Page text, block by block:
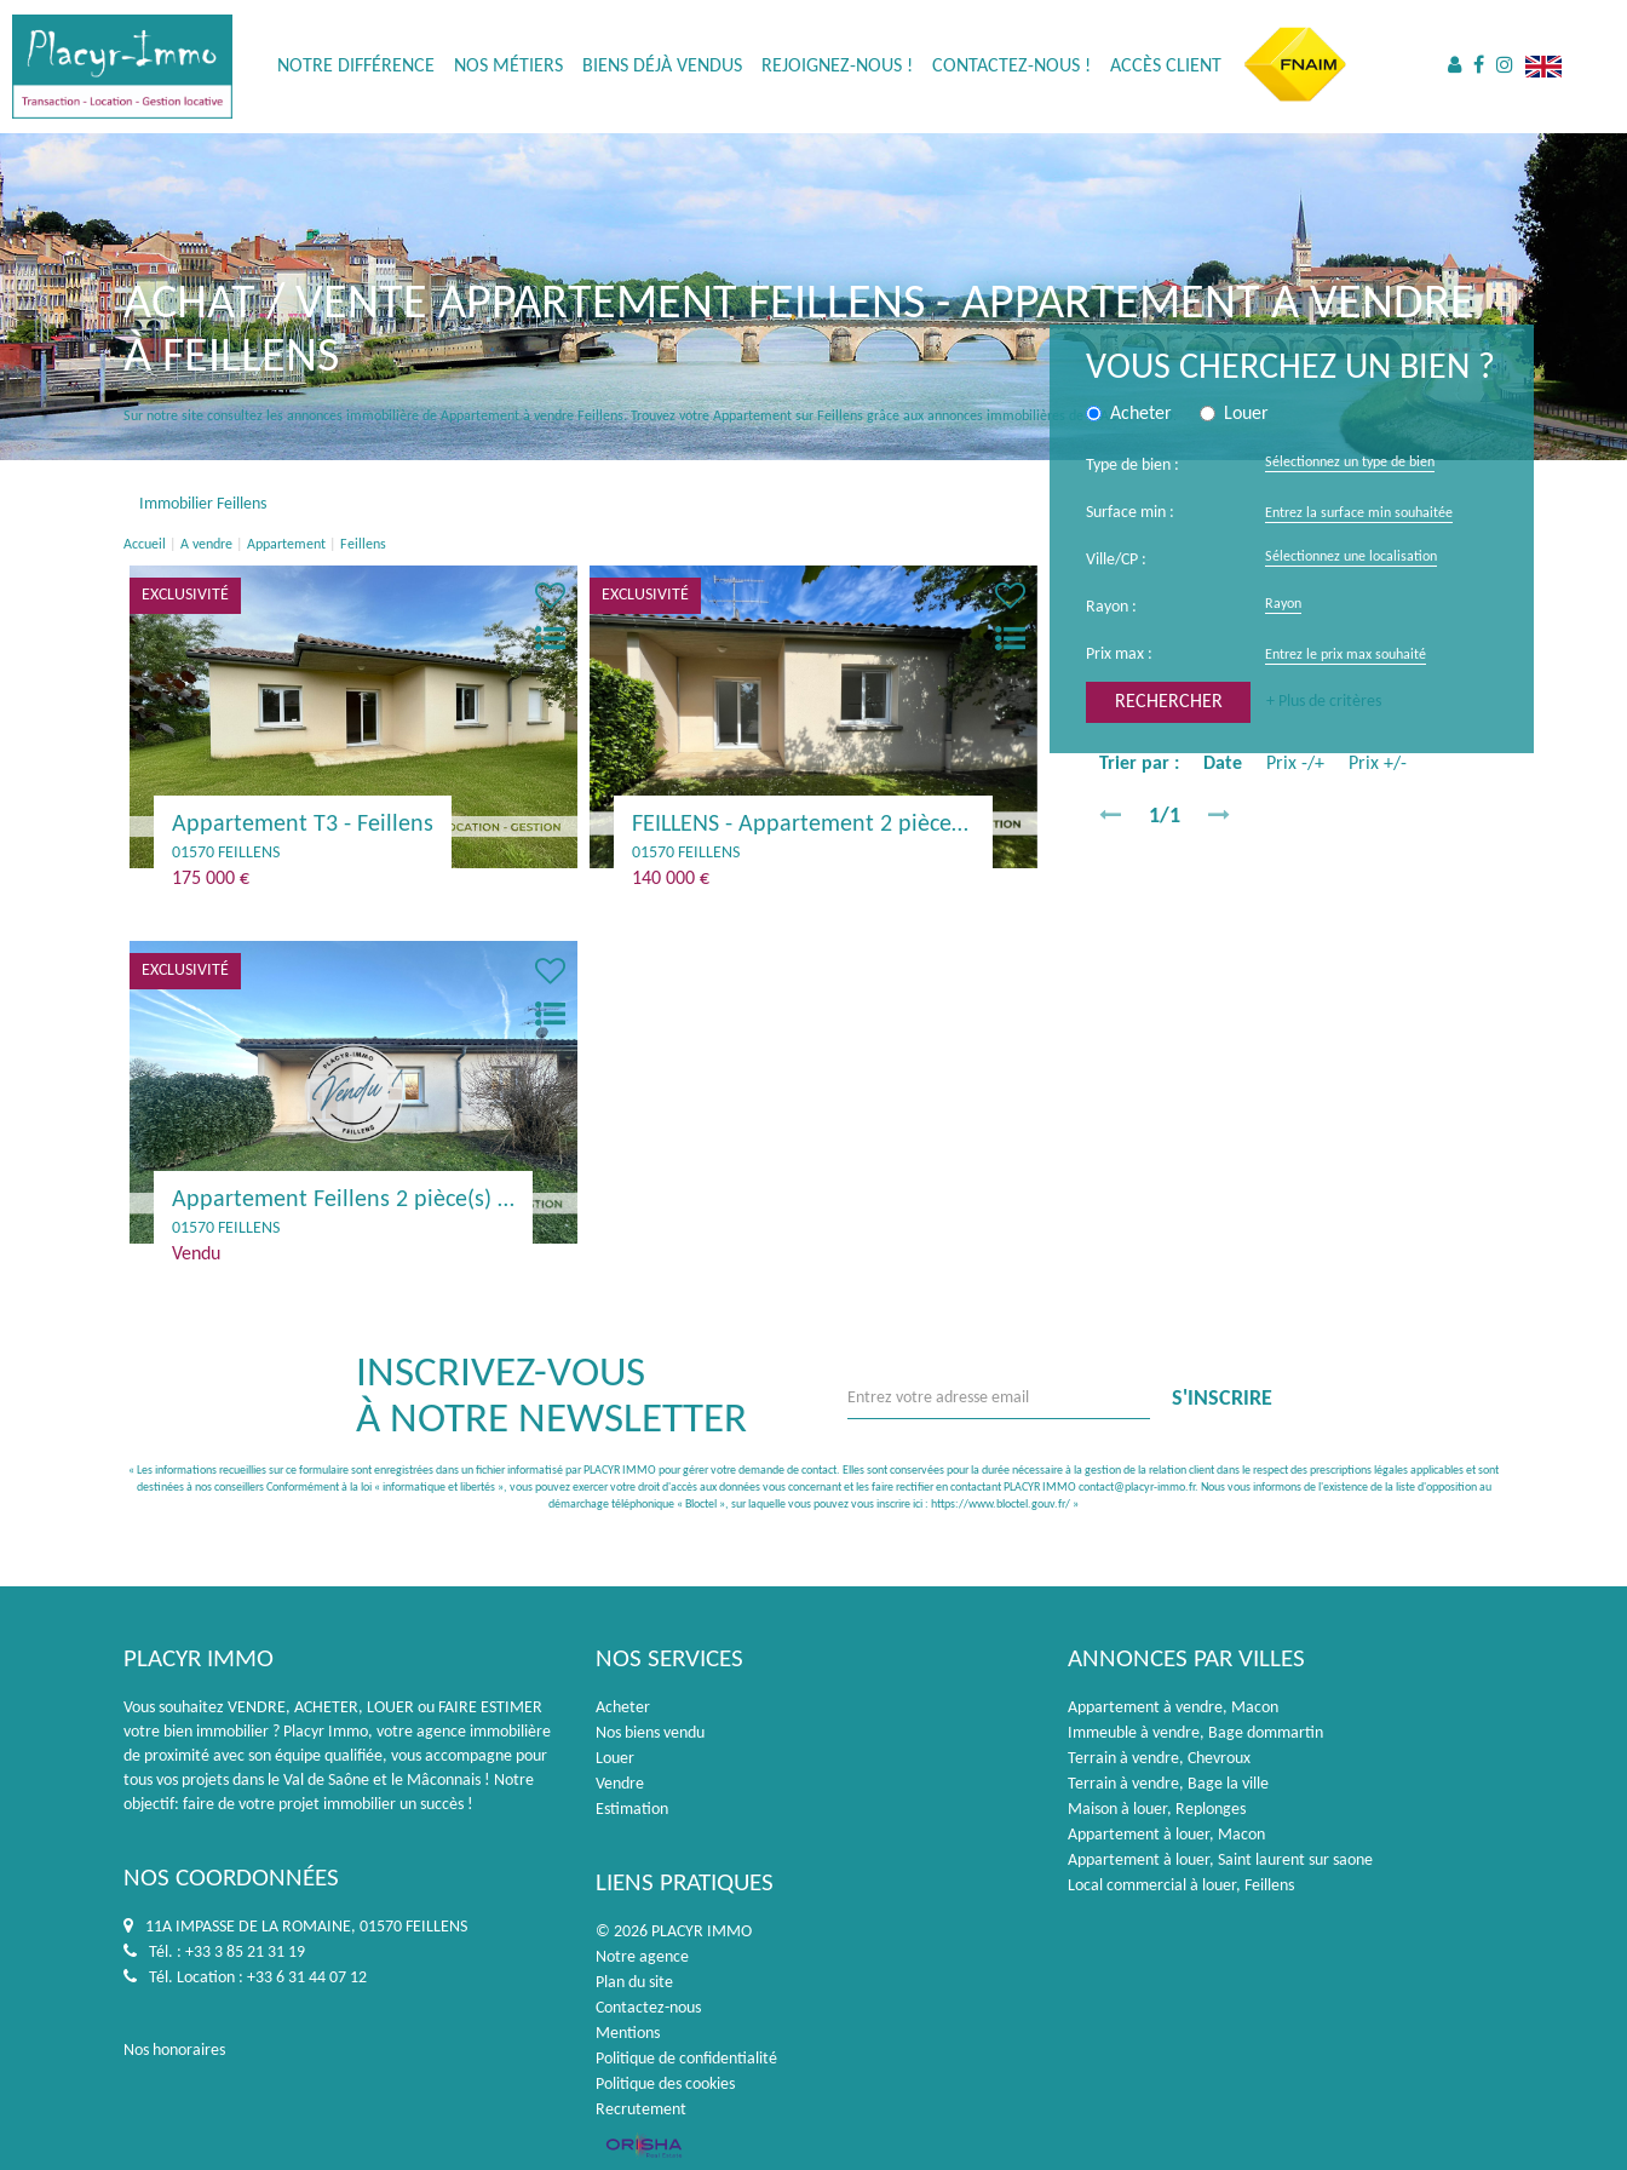
NOTRE DIFFÉRENCE NOS MÉTIERS BIENS DÉJÀ VENDUS REJOIGNEZ-NOUS ! CONTACTEZ-NOUS ! ACCÈS CLIENT
ACHAT / VENTE APPARTEMENT FEILLENS - APPARTEMENT A VENDRE
À FEILLENS
Sur notre site consultez les annonces immobilière de Appartement à vendre Feillens. Trouvez votre Appartement sur Feillens grâce aux annonces immobilières de PLACYR IMMO.
VOUS CHERCHEZ UN BIEN ?
Acheter Louer
Type de bien : Sélectionnez un type de bien
Surface min :
Ville/CP : Sélectionnez une localisation
Rayon : Rayon
Prix max :
+ Plus de critères
Immobilier Feillens
Accueil A vendre Appartement Feillens
Trier par : Date Prix -/+ Prix +/-
1/1
EXCLUSIVITÉ
Appartement T3 - Feillens
01570 FEILLENS
175 000 €
EXCLUSIVITÉ
FEILLENS - Appartement 2 pièce(s) 52 m2
01570 FEILLENS
140 000 €
EXCLUSIVITÉ
Appartement Feillens 2 pièce(s) 53.1 m2
01570 FEILLENS
Vendu
INSCRIVEZ-VOUS
À NOTRE NEWSLETTER
S'INSCRIRE
« Les informations recueillies sur ce formulaire sont enregistrées dans un fichier informatisé par PLACYR IMMO pour gérer votre demande de contact. Elles sont conservées pour la durée nécessaire à la gestion de la relation client dans le respect des prescriptions légales applicables et sont
destinées à nos conseillers Conformément à la loi « informatique et libertés », vous pouvez exercer votre droit d'accès aux données vous concernant et les faire rectifier en contactant PLACYR IMMO contact@placyr-immo.fr. Nous vous informons de l'existence de la liste d'opposition au
démarchage téléphonique « Bloctel », sur laquelle vous pouvez vous inscrire ici : https://www.bloctel.gouv.fr/ »
PLACYR IMMO
Vous souhaitez VENDRE, ACHETER, LOUER ou FAIRE ESTIMER
votre bien immobilier ? Placyr Immo, votre agence immobilière
de proximité avec son équipe qualifiée, vous accompagne pour
tous vos projets dans le Val de Saône et le Mâconnais ! Notre
objectif: faire de votre projet immobilier un succès !
NOS COORDONNÉES
11A IMPASSE DE LA ROMAINE, 01570 FEILLENS
Tél. : +33 3 85 21 31 19
Tél. Location : +33 6 31 44 07 12
Nos honoraires
NOS SERVICES
Acheter
Nos biens vendu
Louer
Vendre
Estimation
LIENS PRATIQUES
© 2026 PLACYR IMMO
Notre agence
Plan du site
Contactez-nous
Mentions
Politique de confidentialité
Politique des cookies
Recrutement
ANNONCES PAR VILLES
Appartement à vendre, Macon
Immeuble à vendre, Bage dommartin
Terrain à vendre, Chevroux
Terrain à vendre, Bage la ville
Maison à louer, Replonges
Appartement à louer, Macon
Appartement à louer, Saint laurent sur saone
Local commercial à louer, Feillens